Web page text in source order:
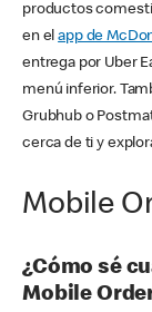
productos
en elapp de
entrega por Uber
menú inferior.
Grubhub o
cerca de ti y
Mobile
¿Cómo sé
Mobile